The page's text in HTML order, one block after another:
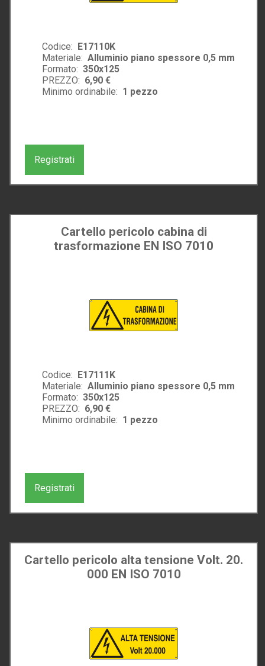
Codice:
E17110K
Materiale: Alluminio piano spessore 0,5 mm
Formato: 350x125
PREZZO: 6,90 €
Minimo ordinabile: 1 pezzo
Registrati
Cartello pericolo cabina di
trasformazione EN ISO 7010
Codice:
E17111K
Materiale: Alluminio piano spessore 0,5 mm
Formato: 350x125
PREZZO: 6,90 €
Minimo ordinabile: 1 pezzo
Registrati
Cartello pericolo alta tensione Volt. 20.
000 EN ISO 7010